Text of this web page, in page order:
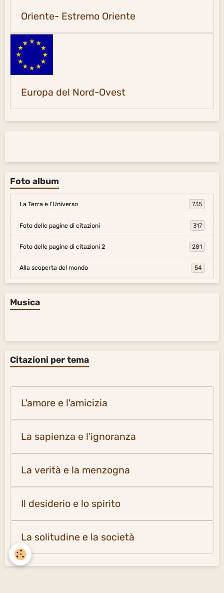
Oriente- Estremo Oriente
Europa del Nord-Ovest
Foto album
La Terra e l'Universo 735
Foto delle pagine di citazioni 317
Foto delle pagine di citazioni 2 281
Alla scoperta del mondo 54
Musica
Citazioni per tema
L'amore e l'amicizia
La sapienza e l'ignoranza
La verità e la menzogna
Il desiderio e lo spirito
La solitudine e la società